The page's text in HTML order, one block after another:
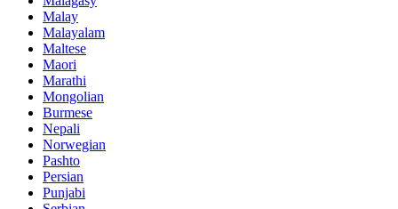
Malay
Malayalam
Maltese
Maori
Marathi
Mongolian
Burmese
Nepali
Norwegian
Pashto
Persian
Punjabi